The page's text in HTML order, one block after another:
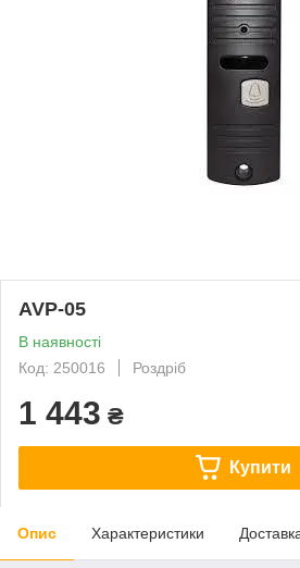
AVP-05
В наявності
Код: 250016
Роздріб
1 443 ₴
Купити
Опис Характеристики